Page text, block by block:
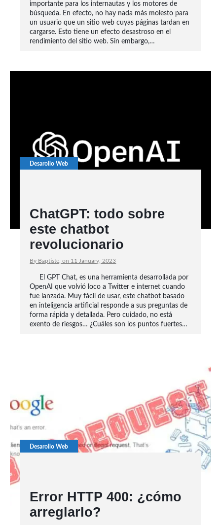
importante para los internautas y los motores de
búsqueda. En efecto, no hay nada más molesto para
un usuario que un sitio web cuyas páginas tardan en
cargarse. Esto tiene un efecto desastroso en el
rendimiento del sitio web. Sin embargo,…
Desarollo Web
ChatGPT: todo sobre
este chatbot
revolucionario
By Baptiste, on 11 January, 2023
El GPT Chat, es una herramienta desarrollada por
OpenAI que volvió loco a Twitter e internet cuando
fue lanzada. Muy fácil de usar, este chatbot basado
en inteligencia artificial responde a sus preguntas de
forma rápida y detallada. Pero cuidado, no está
exento de riesgos… ¿Cuáles son los puntos fuertes…
Desarollo Web
Error HTTP 400: ¿cómo
arreglarlo?